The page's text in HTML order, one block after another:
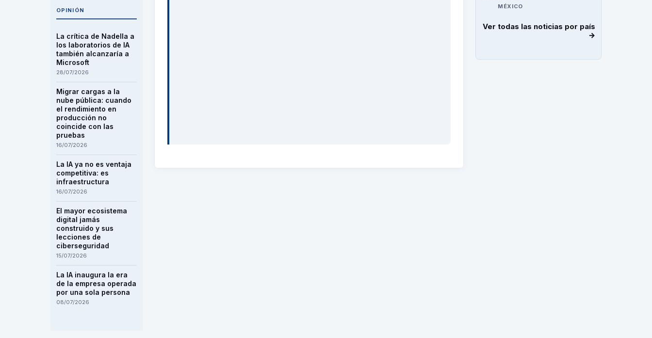
OPINIÓN
La crítica de Nadella a
los laboratorios de IA
también alcanzaría a
Microsoft
28/07/2026
Migrar cargas a la
nube pública: cuando
el rendimiento en
producción no
coincide con las
pruebas
16/07/2026
La IA ya no es ventaja
competitiva: es
infraestructura
16/07/2026
El mayor ecosistema
digital jamás
construido y sus
lecciones de
ciberseguridad
15/07/2026
La IA inaugura la era
de la empresa operada
por una sola persona
08/07/2026
MÉXICO
Ver todas las noticias por país
→